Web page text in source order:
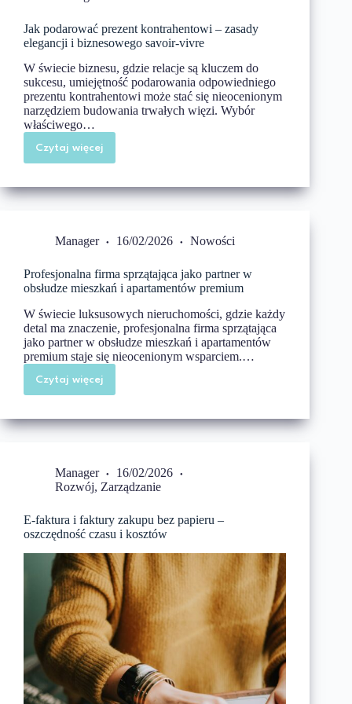
alarmowych?
Jak podarować prezent kontrahentowi – zasady
elegancji i biznesowego savoir-vivre
W świecie biznesu, gdzie relacje są kluczem do
sukcesu, umiejętność podarowania odpowiedniego
prezentu kontrahentowi może stać się nieocenionym
narzędziem budowania trwałych więzi. Wybór
właściwego…
Czytaj więcej
Jak
podarować
kontrahentowi
–
biznesowego
Manager 16/02/2026 Nowości
Profesjonalna firma sprzątająca jako partner w
obsłudze mieszkań i apartamentów premium
W świecie luksusowych nieruchomości, gdzie każdy
detal ma znaczenie, profesjonalna firma sprzątająca
jako partner w obsłudze mieszkań i apartamentów
premium staje się nieocenionym wsparciem.…
Czytaj więcejProfesjonalna
firma
jako
partner
i
apartamentów
premium
Manager
16/02/2026
Rozwój, Zarządzanie
E-faktura i faktury zakupu bez papieru –
oszczędność czasu i kosztów